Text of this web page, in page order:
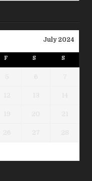
July 2024
F S S
5 6 7
12 13 14
19 20 21
26 27 28